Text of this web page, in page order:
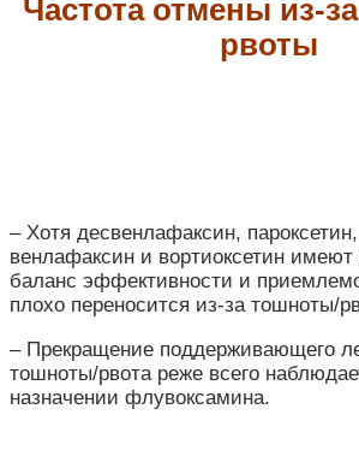
Частота отмены из-
рвоты
– Хотя десвенлафаксин,
венлафаксин и вортиоксетин
баланс эффективности и
плохо переносится из-за тошноты/
– Прекращение поддерживающего
тошноты/рвота реже всего
назначении флувоксамина.